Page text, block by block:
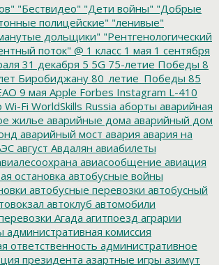
"Бествидео" "Дети войны" "Добрые
полицейские" "ленивые"
дольщики" "Рентгенологический
поток" @ 1 класс 1 мая 1 сентября
31 декабря 5 5G 75-летие Победы 8
Биробиджану 80_летие_Победы 85
9 мая Apple Forbes Instagram L-410
Wi-Fi WorldSkills Russia аборты аварийная
жилье аварийные дома аварийный дом
аварийный мост авария авария на
август Авдалян авиабилеты
авиасообщение авиация
остановка автобусные войны
автобусные перевозки автобусный
автоклуб автомобили
Агада агитпоезд аграрии
административная комиссия
ответственность административное
президента азартные игры азимут